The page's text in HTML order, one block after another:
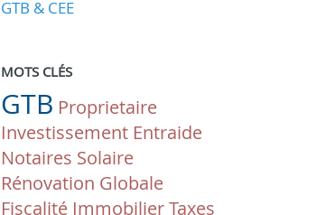
GTB & CEE
MOTS CLÉS
GTB Proprietaire
Investissement Entraide
Notaires Solaire
Rénovation Globale
Fiscalité Immobilier Taxes